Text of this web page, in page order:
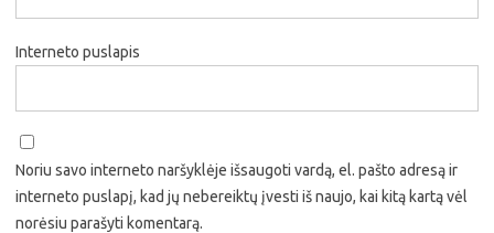
Interneto puslapis
Noriu savo interneto naršyklėje išsaugoti vardą, el. pašto adresą ir
interneto puslapį, kad jų nebereiktų įvesti iš naujo, kai kitą kartą vėl
norėsiu parašyti komentarą.